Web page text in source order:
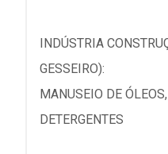
INDÚSTRIA
GESSEIRO):
MANUSEIO DE
DETERGENTES